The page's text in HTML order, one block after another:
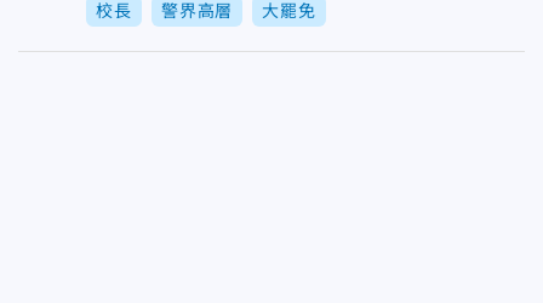
校長 警界高層 大罷免